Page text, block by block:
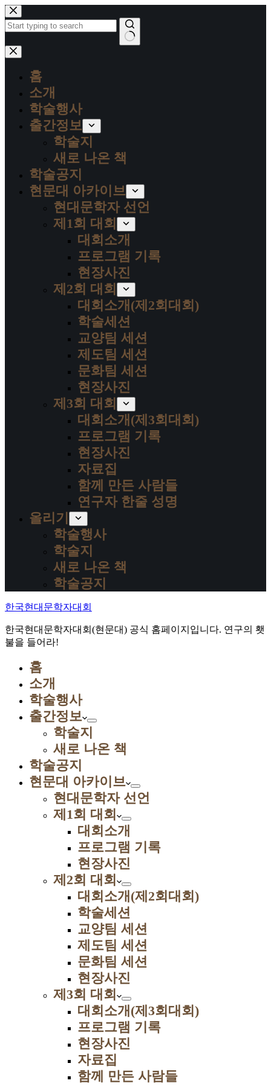
본
문
으
로
건
결
홈
소개
학술행사
출간정보
학술지
새로 나온 책
학술공지
현문대 아카이브
현대문학자 선언
제1회 대회
대회소개
프로그램 기록
현장사진
제2회 대회
대회소개(제2회대회)
학술세션
교양팀 세션
제도팀 세션
문화팀 세션
현장사진
제3회 대회
대회소개(제3회대회)
프로그램 기록
현장사진
자료집
함께 만든 사람들
연구자 한줄 성명
올리기
학술행사
학술지
새로 나온 책
학술공지
한국현대문학자대회
한국현대문학자대회(현문대) 공식 홈페이지입니다. 연구의 횃
불을 들어라!
홈
소개
학술행사
출간정보
학술지
새로 나온 책
학술공지
현문대 아카이브
현대문학자 선언
제1회 대회
대회소개
프로그램 기록
현장사진
제2회 대회
대회소개(제2회대회)
학술세션
교양팀 세션
제도팀 세션
문화팀 세션
현장사진
제3회 대회
대회소개(제3회대회)
프로그램 기록
현장사진
자료집
함께 만든 사람들